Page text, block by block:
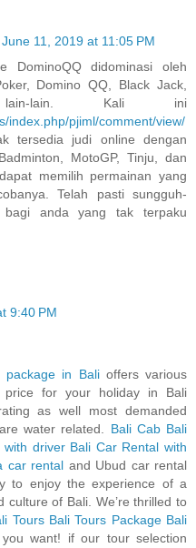
June 11, 2019 at 11:05 PM
DominoQQ didominasi oleh
Domino QQ, Black Jack,
lain. Kali ini
index.php/pjiml/comment/view/
tersedia judi online dengan
MotoGP, Tinju, dan
memilih permainan yang
Telah pasti sungguh-
bagi anda yang tak terpaku
9:40 PM
package in Balioffers various
price for your holiday in Bali
as well most demanded
water related. Bali Cab Bali
with driver Bali Car Rental with
car rental and Ubud car rental
to enjoy the experience of a
culture of Bali. We’re thrilled to
Tours Bali Tours Package Bali
want! if our tour selection